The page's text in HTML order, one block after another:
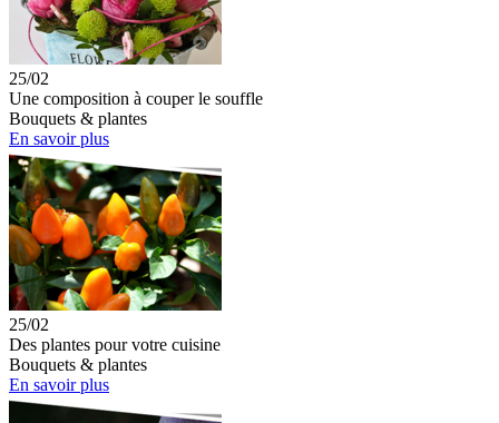
25/02
Une composition à couper le souffle
Bouquets & plantes
En savoir plus
25/02
Des plantes pour votre cuisine
Bouquets & plantes
En savoir plus